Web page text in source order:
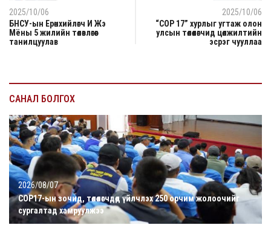
2025/10/06
БНСУ-ын Ерөнхийлөгч И Жэ
Мёны 5 жилийн төлөвлөгөөг
танилцуулав
2025/10/06
“COP 17” хурлыг угтаж олон
улсын төлөөлөгчид цөлжилтийн
эсрэг чууллаа
САНАЛ БОЛГОХ
2026/08/07
COP17-ын зочид, төлөөлөгчдөд үйлчлэх 250 орчим жолоочийг
сургалтад хамруулжээ